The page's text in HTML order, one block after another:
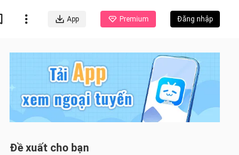
App Premium Đăng nhập
Đề xuất cho bạn